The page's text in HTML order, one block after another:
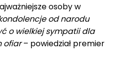
osoby w
od narodu
o wielkiej sympatii dla
ofiar– powiedział premier